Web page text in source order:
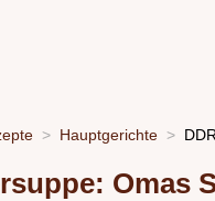
Hauptgerichte
Omas